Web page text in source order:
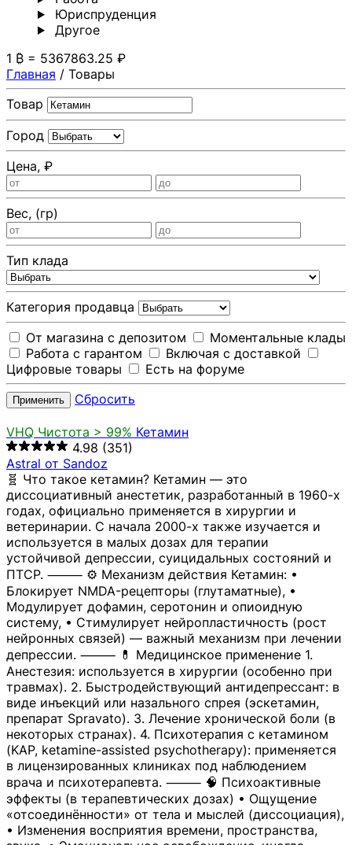
Юриспруденция
Другoе
1 ₿ = 5367863.25 ₽
Главная / Товары
Товар
Город
Цена, ₽
Вес, (гр)
Тип клада
Категория продавца
От магазина с депозитом
Моментальные клады
Работа с гарантом
Включая с доставкой
Цифровые товары
Есть на форуме
Применить Сбросить
VHQ Чистота > 99% Кетамин
4.98 (351)
Astral от Sandoz
🧬 Что такое кетамин? Кетамин — это
диссоциативный анестетик, разработанный в 1960-х
годах, официально применяется в хирургии и
ветеринарии. С начала 2000-х также изучается и
используется в малых дозах для терапии
устойчивой депрессии, суицидальных состояний и
ПТСР. ⸻ ⚙️ Механизм действия Кетамин: •
Блокирует NMDA-рецепторы (глутаматные), •
Модулирует дофамин, серотонин и опиоидную
систему, • Стимулирует нейропластичность (рост
нейронных связей) — важный механизм при лечении
депрессии. ⸻ 💊 Медицинское применение 1.
Анестезия: используется в хирургии (особенно при
травмах). 2. Быстродействующий антидепрессант: в
виде инъекций или назального спрея (эскетамин,
препарат Spravato). 3. Лечение хронической боли (в
некоторых странах). 4. Психотерапия с кетамином
(KAP, ketamine-assisted psychotherapy): применяется
в лицензированных клиниках под наблюдением
врача и психотерапевта. ⸻ 🧠 Психоактивные
эффекты (в терапевтических дозах) • Ощущение
«отсоединённости» от тела и мыслей (диссоциация),
• Изменения восприятия времени, пространства,